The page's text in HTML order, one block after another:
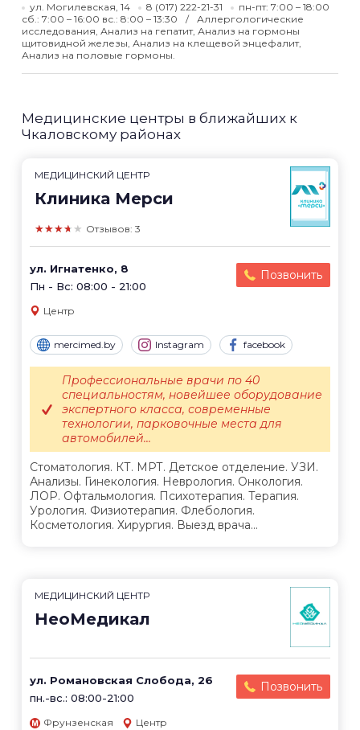
ул. Могилевская, 14 8 (017) 222-21-31
пн-пт: 7:00 – 18:00
сб.: 7:00 – 16:00 вс.: 8:00 – 13:30
Аллергологические
исследования, Анализ на гепатит, Анализ на гормоны
щитовидной железы, Анализ на клещевой энцефалит,
Анализ на половые гормоны.
Медицинские центры в ближайших к
Чкаловскому районах
МЕДИЦИНСКИЙ ЦЕНТР
Клиника Мерси
★★★★★ Отзывов: 3
ул. Игнатенко, 8
Пн - Вс: 08:00 - 21:00
Позвонить
Центр
mercimed.by Instagram facebook
Стоматология. КТ. МРТ. Детское отделение. УЗИ.
Анализы. Гинекология. Неврология. Онкология.
ЛОР. Офтальмология. Психотерапия. Терапия.
Урология. Физиотерапия. Флебология.
Косметология. Хирургия. Выезд врача...
Профессиональные врачи по 40
специальностям, новейшее оборудование
экспертного класса, современные
технологии, парковочные места для
автомобилей...
МЕДИЦИНСКИЙ ЦЕНТР
НеоМедикал
ул. Романовская Слобода, 26
пн.-вс.: 08:00-21:00
Позвонить
Фрунзенская Центр